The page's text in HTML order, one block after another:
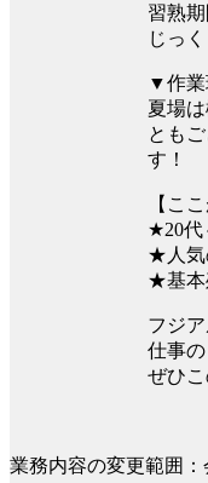
習熟
じっ
▼作業
夏場
とも
す！
【こ
★20代
★人気
★基本
フジ
仕事の
ぜひ
業務内容の変更範囲